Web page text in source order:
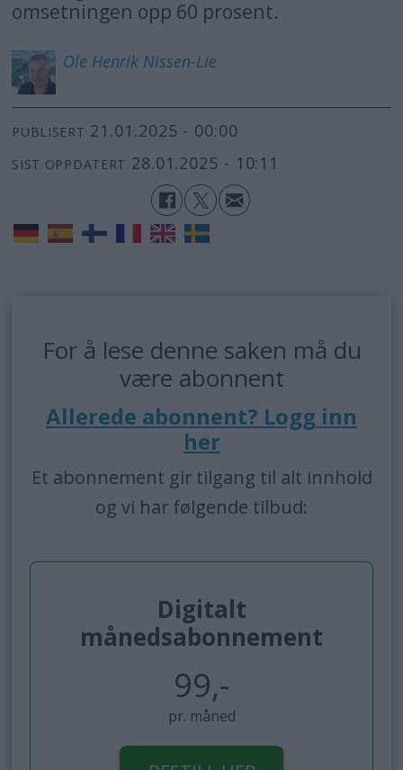
omsetningen opp 60 prosent.
Ole Henrik Nissen-Lie
PUBLISERT 21.01.2025 - 00:00
SIST OPPDATERT 28.01.2025 - 10:11
For å lese denne saken må du
være abonnent
Allerede abonnent? Logg inn
her
Et abonnement gir tilgang til alt innhold
og vi har følgende tilbud:
Digitalt
månedsabonnement
99,-
pr. måned